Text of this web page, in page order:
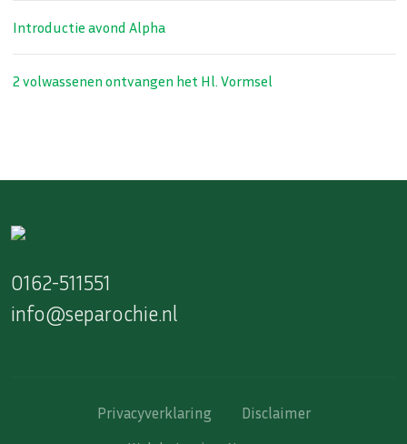
Introductie avond Alpha
2 volwassenen ontvangen het Hl. Vormsel
0162-511551
info@separochie.nl
Privacyverklaring Disclaimer